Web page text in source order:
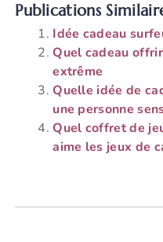
Publications
Idée cadeau
Quel cadeau
extrême
Quelle idée de
une personne
Quel coffret de
aime les jeux de